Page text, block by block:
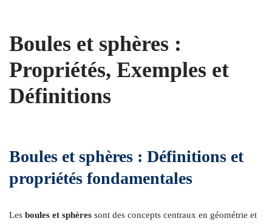
Boules et sphères :
Propriétés, Exemples et
Définitions
Boules et sphères : Définitions et
propriétés fondamentales
Les boules et sphères sont des concepts centraux en géométrie et